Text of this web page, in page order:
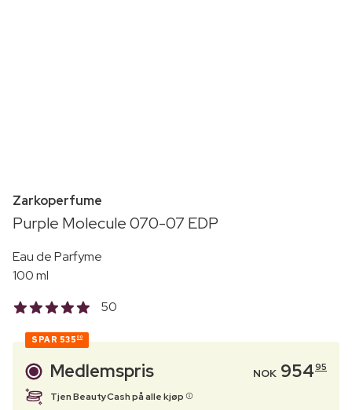
Zarkoperfume
Purple Molecule 070-07 EDP
Eau de Parfyme
100 ml
50
SPAR 535 00
Medlemspris NOK 95495
Tjen BeautyCash på alle kjøp